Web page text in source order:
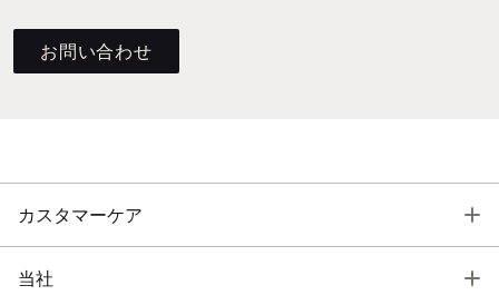
お問い合わせ
カスタマーケア
当社